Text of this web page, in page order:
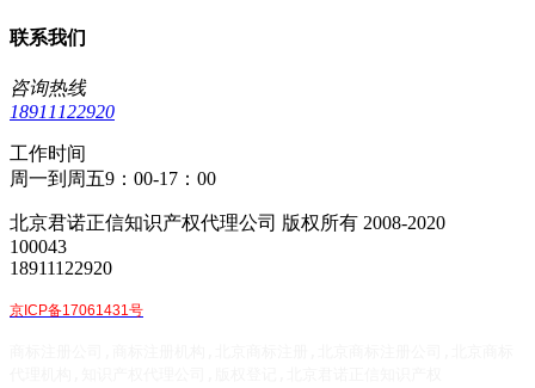
联系我们
咨询热线
18911122920
工作时间
周一到周五9：00-17：00
北京君诺正信知识产权代理公司 版权所有 2008-2020
100043
18911122920
京ICP备17061431号